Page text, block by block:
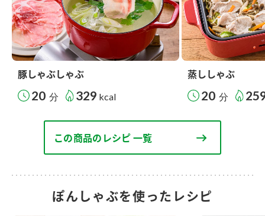
豚しゃぶしゃぶ
20 分 329 kcal
蒸ししゃぶ
20 分
この商品のレシピ 一覧
ぽんしゃぶを使ったレシピ